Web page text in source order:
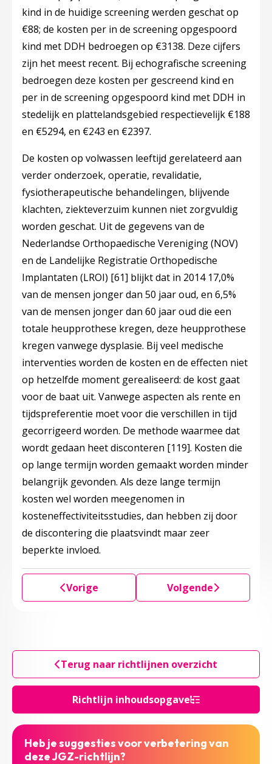
Richtlijn inhoudsopgave
kind in de huidige screening werden geschat op
€88; de kosten per in de screening opgespoord
kind met DDH bedroegen op €3138. Deze cijfers
zijn het meest recent. Bij echografische screening
bedroegen deze kosten per gescreend kind en
per in de screening opgespoord kind met DDH in
stedelijk en plattelandsgebied respectievelijk €188
en €5294, en €243 en €2397.
De kosten op volwassen leeftijd gerelateerd aan
verder onderzoek, operatie, revalidatie,
fysiotherapeutische behandelingen, blijvende
klachten, ziekteverzuim kunnen niet zorgvuldig
worden geschat. Uit de gegevens van de
Nederlandse Orthopaedische Vereniging (NOV)
en de Landelijke Registratie Orthopedische
Implantaten (LROI) [61] blijkt dat in 2014 17,0%
van de mensen jonger dan 50 jaar oud, en 6,5%
van de mensen jonger dan 60 jaar oud die een
totale heupprothese kregen, deze heupprothese
kregen vanwege dysplasie. Bij veel medische
interventies worden de kosten en de effecten niet
op hetzelfde moment gerealiseerd: de kost gaat
voor de baat uit. Vanwege aspecten als rente en
tijdspreferentie moet voor die verschillen in tijd
gecorrigeerd worden. De methode waarmee dat
wordt gedaan heet disconteren [119]. Kosten die
op lange termijn worden gemaakt worden minder
belangrijk gevonden. Als deze lange termijn
kosten wel worden meegenomen in
kosteneffectiviteitsstudies, dan hebben zij door
de discontering die plaatsvindt maar zeer
beperkte invloed.
Vorige Volgende
Terug naar richtlijnen overzicht
Heb je suggesties voor verbetering van
deze JGZ-richtlijn?